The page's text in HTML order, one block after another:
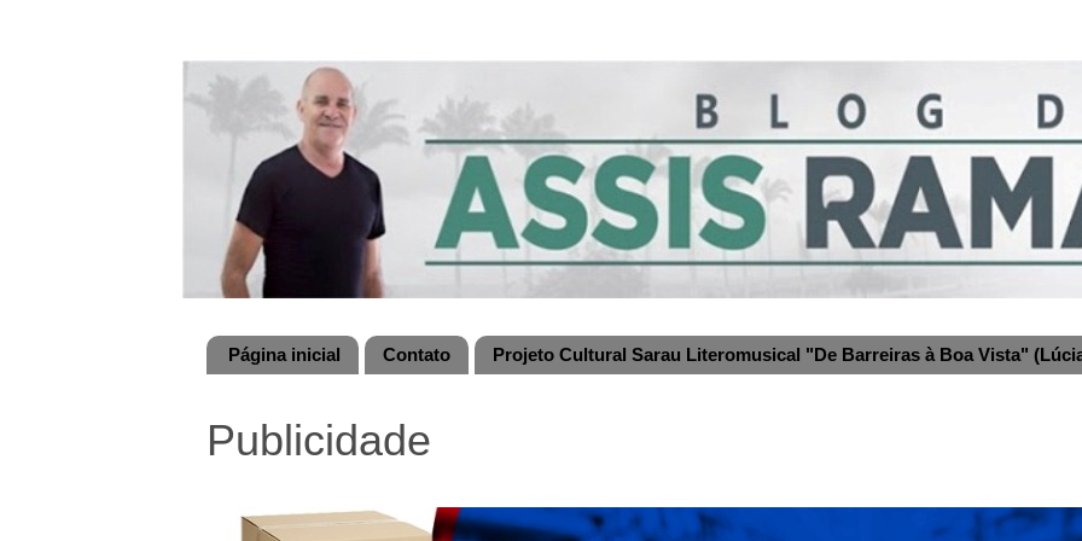
Página inicial Contato Projeto Cultural Sarau Literomusical "De Barreiras à Boa Vista"
Publicidade